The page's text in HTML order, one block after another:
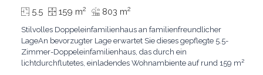
5.5 159 m2 803 m2
Stilvolles Doppeleinfamilienhaus an familienfreundlicher
LageAn bevorzugter Lage erwartet Sie dieses gepflegte 5.5-
Zimmer-Doppeleinfamilienhaus, das durch ein
lichtdurchflutetes, einladendes Wohnambiente auf rund 159 m²